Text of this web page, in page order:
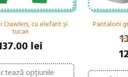
Crawlers, cu elefant și
tucan
lei
opțiunile
Acest
produs
Pantaloni
a